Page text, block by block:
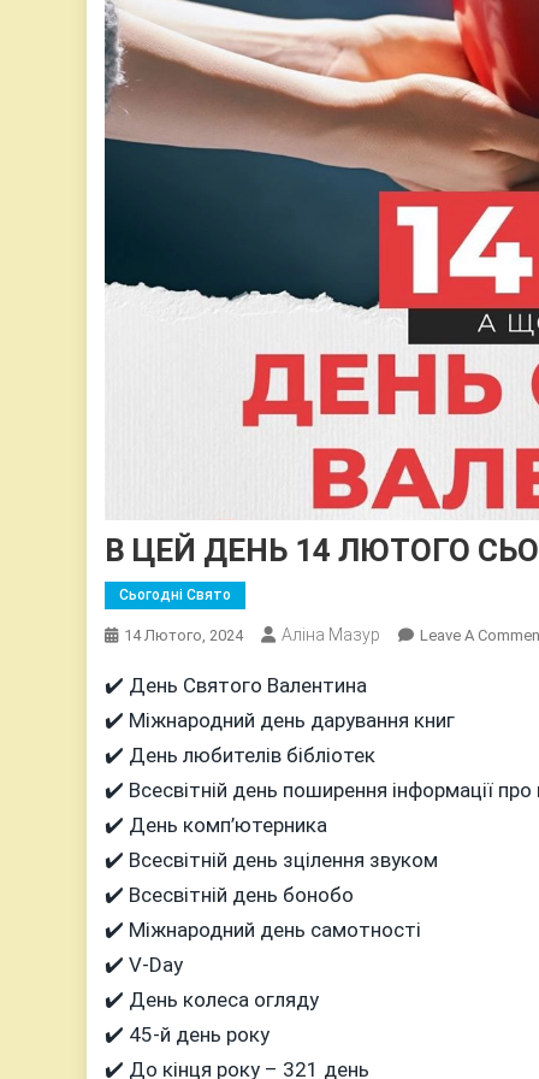
В ЦЕЙ ДЕНЬ 14 ЛЮТОГО
Сьогодні Свято
14 Лютого, 2024 Аліна Мазур Leave A
✔️ День Святого Валентина
✔️ Міжнародний день дарування книг
✔️ День любителів бібліотек
✔️ Всесвітній день поширення інформації
✔️ День комп’ютерника
✔️ Всесвітній день зцілення звуком
✔️ Всесвітній день бонобо
✔️ Міжнародний день самотності
✔️ V-Day
✔️ День колеса огляду
✔️ 45-й день року
✔️ До кінця року – 321 день